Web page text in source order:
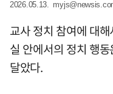
2026.05.13.
교사 정치 참여에 대
실 안에서의 정치 행
달았다.